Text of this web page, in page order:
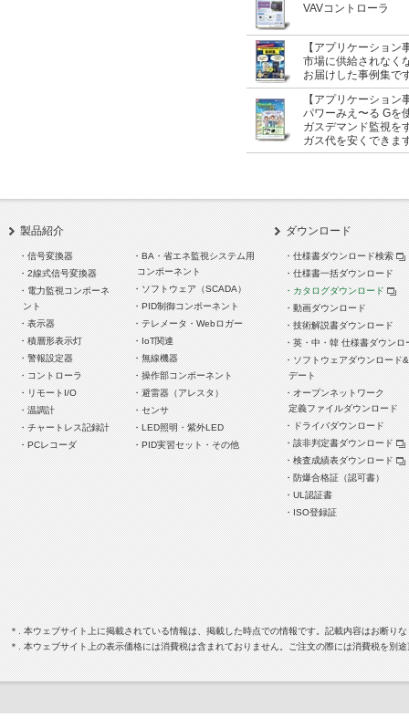
VAVコントローラ
【アプリケーション
市場に供給されなく
お届けした事例集で
【アプリケーション
パワーみえ〜る Gを
ガスデマンド監視を
ガス代を安くできま
製品紹介
・信号変換器
・2線式信号変換器
・電力監視コンポーネ
ント
・表示器
・積層形表示灯
・警報設定器
・コントローラ
・リモートI/O
・温調計
・チャートレス記録計
・PCレコーダ
・BA・省エネ監視システム用
コンポーネント
・ソフトウェア（SCADA）
・PID制御コンポーネント
・テレメータ・Webロガー
・IoT関連
・無線機器
・操作部コンポーネント
・避雷器（アレスタ）
・センサ
・LED照明・紫外LED
・PID実習セット・その他
ダウンロード
・仕様書ダウンロード検索
・仕様書一括ダウンロード
・カタログダウンロード
・動画ダウンロード
・技術解説書ダウンロード
・英・中・韓 仕様書ダウンロ
・ソフトウェアダウンロード
デート
・オープンネットワーク
定義ファイルダウンロード
・ドライバダウンロード
・該非判定書ダウンロード
・検査成績表ダウンロード
・防爆合格証（認可書）
・UL認証書
・ISO登録証
＊. 本ウェブサイト上に掲載されている情報は、掲載した時点での情報です。記載内容はお断り
＊. 本ウェブサイト上の表示価格には消費税は含まれておりません。ご注文の際には消費税を別